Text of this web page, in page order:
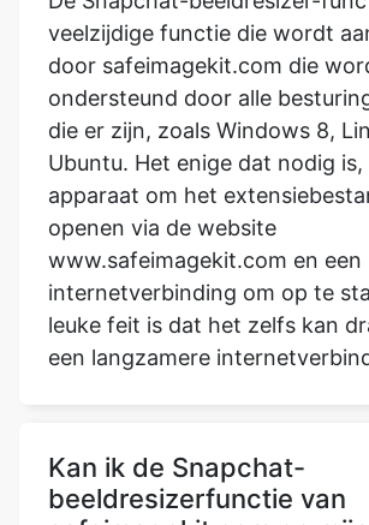
veelzijdige functie die wordt
door safeimagekit.com die
ondersteund door alle
die er zijn, zoals Windows 8,
Ubuntu. Het enige dat nodig is,
apparaat om het
openen via de website
www.safeimagekit.com en een
internetverbinding om op te
leuke feit is dat het zelfs kan
een langzamere
Kan ik de Snapchat-
beeldresizerfunctie van